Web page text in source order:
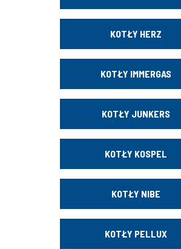
KOTŁY HERZ
KOTŁY IMMERGAS
KOTŁY JUNKERS
KOTŁY KOSPEL
KOTŁY NIBE
KOTŁY PELLUX